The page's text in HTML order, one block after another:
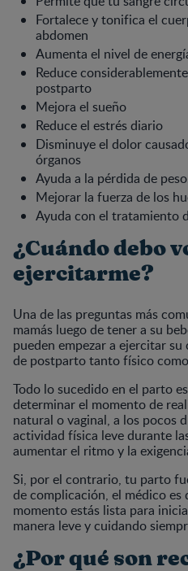
Fortalece y tonifica el
abdomen
Aumenta el nivel de
Reduce
postparto
Mejora el sueño
Reduce el estrés diario
Disminuye el dolor
órganos
Ayuda a la pérdida de
Mejorar la fuerza de los
Ayuda con el tratamiento
¿Cuándo debo
ejercitarme?
Una de las preguntas más
mamás luego de tener a su
pueden empezar a ejercitar
de postparto tanto físico
Todo lo sucedido en el parto
determinar el momento de
natural o vaginal, a los pocos
actividad física leve durante
aumentar el ritmo y la
Si, por el contrario, tu parto
de complicación, el médico
momento estás lista para
manera leve y cuidando
¿Por qué son